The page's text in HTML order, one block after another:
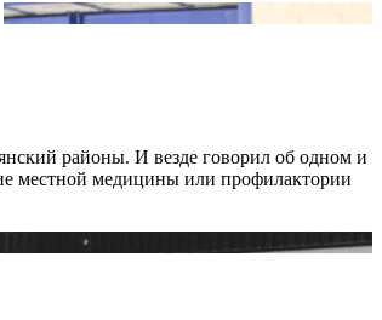
районы. И везде говорил об одном и
местной медицины или профилактории